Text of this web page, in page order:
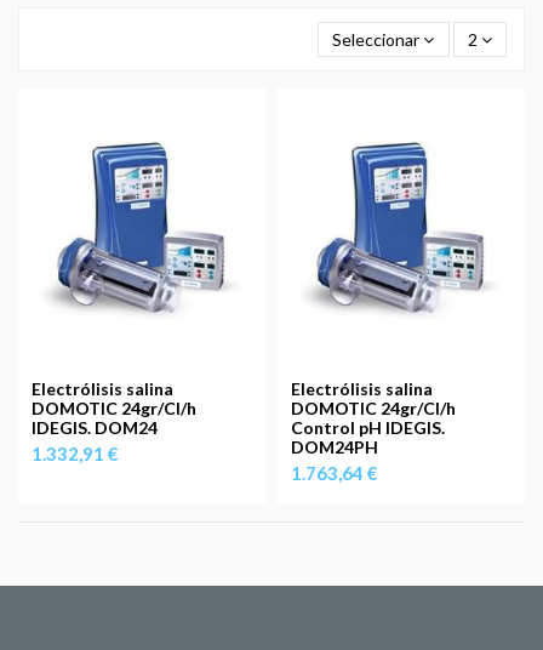
Seleccionar 2
Electrólisis salina
DOMOTIC 24gr/Cl/h
IDEGIS. DOM24
1.332,91 €
Electrólisis salina
DOMOTIC 24gr/Cl/h
Control pH IDEGIS.
DOM24PH
1.763,64 €